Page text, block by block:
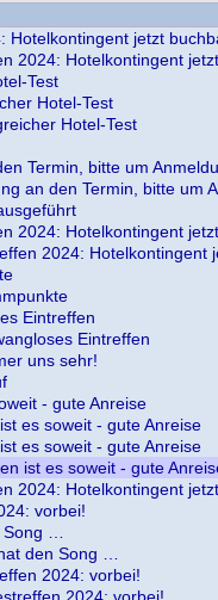
Hotelkontingent jetzt
2024: Hotelkontingent
Test
Hotel-Test
Hotel-Test
Termin, bitte um
an den Termin, bitte um
2024: Hotelkontingent
2024: Hotelkontingent
Eintreffen
Eintreffen
uns sehr!
- gute Anreise
es soweit - gute Anreise
es soweit - gute Anreise
ist es soweit - gute
2024: Hotelkontingent
vorbei!
…
den Song …
2024: vorbei!